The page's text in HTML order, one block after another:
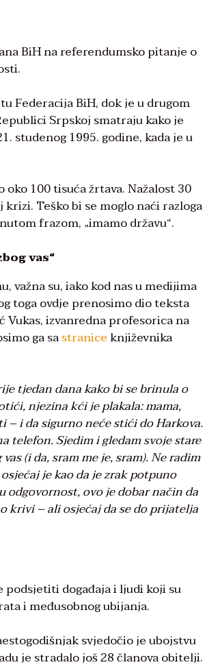
BiH na referendumsko pitanje o
Federacija BiH, dok je u drugom
Srpskoj smatraju kako je
studenog 1995. godine, kada je u
100 tisuća žrtava. Nažalost 30
Teško bi se moglo naći razloga
frazom, „imamo državu“.
vas“
važna su, iako kod nas u medijima
toga ovdje prenosimo dio teksta
izvanredna profesorica na
ga sastraniceknjiževnika
tjedan dana kako bi se brinula o
njezina kći je plakala: mama,
– i da sigurno neće stići do Harkova.
telefon. Sjedim i gledam svoje stare
(i da, sram me je, sram). Ne radim
je kao da je zrak potpuno
odgovornost, ovo je dobar način da
krivi – ali osjećaj da se do prijatelja
događaja i ljudi koji su
i međusobnog ubijanja.
svjedočio je ubojstvu
je stradalo još 28 članova obitelji.